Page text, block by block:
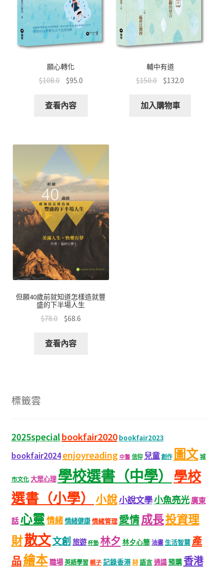
願心轉化
$108.0 $95.0
查看內容
輔中有道
$150.0 $132.0
加入購物車
但願40歲前就知道怎樣造就豐
盛的下半場人生
$78.0 $68.6
查看內容
標籤雲
2025specialbookfair2020 bookfair2023
bookfair2024enjoyreading 中醫 信仰 兒童 創作 圖文 城
市文化 大眾心理 學校選書（中學）
學校
選書（小學）
小說小說文學小魚亮光廣東
話 心靈情緒情緒健康情緒管理 愛情成長投資理
財散文文創 旅遊 杯墊 林夕 林夕心簡 油畫 生活智慧 產
品繪本職場 英語學習 親子 記錄香港 詩 語言通識預購香港